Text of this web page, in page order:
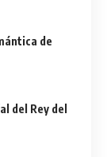
de
del Rey del